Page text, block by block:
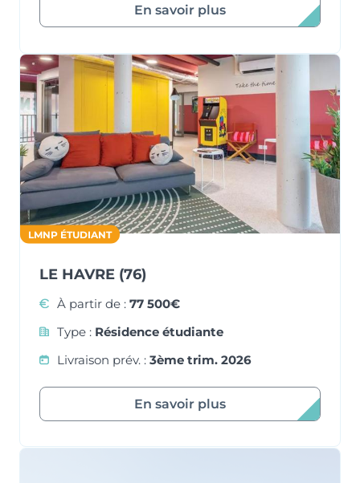
En savoir plus
LMNP ÉTUDIANT
LE HAVRE (76)
À partir de : 77 500€
Type : Résidence étudiante
Livraison prév. : 3ème trim. 2026
En savoir plus